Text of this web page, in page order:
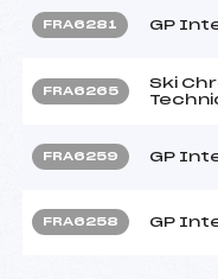
FRA6281 GP
FRA6265
Ski
FRA6259 GP
FRA6258 GP